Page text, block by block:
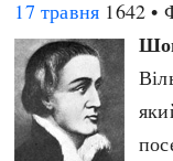
17 травня 1642 •